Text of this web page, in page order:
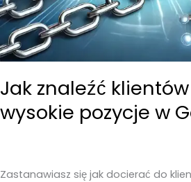
Jak znaleźć
wysokie pozycje w
Zastanawiasz się jak docierać do